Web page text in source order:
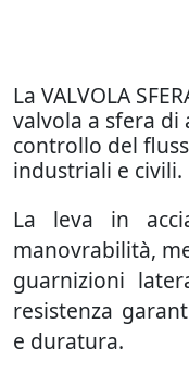
La VALVOLA
valvola a sfera
controllo del
industriali e civili.
La leva in
manovrabilità,
guarnizioni
resistenza
e duratura.